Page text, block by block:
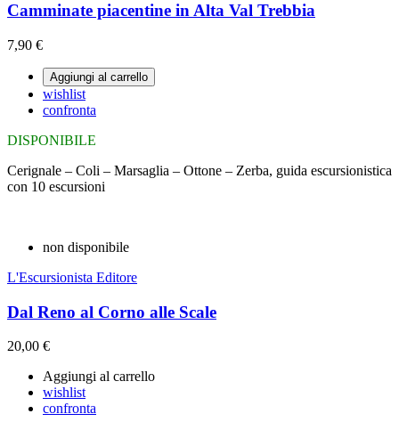
Camminate piacentine in Alta Val Trebbia
7,90 €
Aggiungi al carrello
wishlist
confronta
DISPONIBILE
Cerignale – Coli – Marsaglia – Ottone – Zerba, guida escursionistica
con 10 escursioni
non disponibile
L'Escursionista Editore
Dal Reno al Corno alle Scale
20,00 €
Aggiungi al carrello
wishlist
confronta